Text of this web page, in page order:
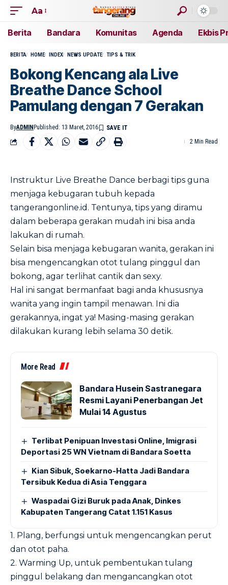
Aa
Berita Bandara Komunitas Agenda Ekbis
BERITA HOME INDEX NEWS UPDATE TIPS & TRIK
Bokong Kencang ala Live
Breathe Dance School
Pamulang dengan 7 Gerakan
ByADMIN Published: 13 Maret, 2016
2 Min Read
Instruktur Live Breathe Dance berbagi tips guna
menjaga kebugaran tubuh kepada
tangerangonline.id. Tentunya, tips yang diramu
dalam beberapa gerakan mudah ini bisa anda
lakukan di rumah.
Selain bisa menjaga kebugaran wanita, gerakan ini
bisa mengencangkan otot tulang pinggul dan
bokong, agar terlihat cantik dan sexy.
Hal ini sangat bermanfaat bagi anda khususnya
wanita yang ingin tampil menawan. Ini dia
gerakannya, ingat ya! Masing-masing gerakan
dilakukan kurang lebih selama 30 detik.
More Read
Bandara Husein Sastranegara
Resmi Layani Penerbangan Jet
Mulai 14 Agustus
Terlibat Penipuan Investasi Online, Imigrasi
Deportasi 25 WN Vietnam di Bandara Soetta
Kian Sibuk, Soekarno-Hatta Jadi Bandara
Tersibuk Kedua di Asia Tenggara
Waspadai Gizi Buruk pada Anak, Dinkes
Kabupaten Tangerang Catat 1.151 Kasus
1. Plang, berfungsi untuk mengencangkan perut
dan otot paha.
2. Warming Up, untuk pembentukan tulang
pinggul belakang dan mengancangkan otot